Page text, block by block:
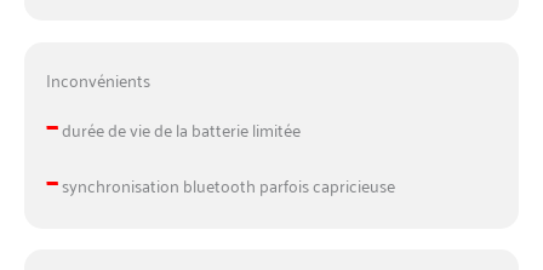
Inconvénients
–durée de vie de la batterie limitée
–synchronisation bluetooth parfois capricieuse